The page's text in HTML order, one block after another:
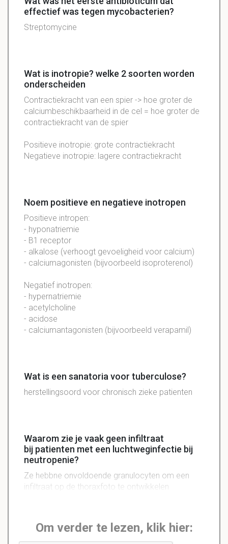
effectief was tegen mycobacterien?
Streptomycine
Wat is inotropie? welke 2 soorten worden
onderscheiden
Contractiekracht van een spier -> hoe groter de
calciumbeschikbaarheid in de cel = hoe groter de
contractiekracht van de spier
Positieve inotropie: grote contractiekracht
Negatieve inotropie: lagere contractiekracht
Noem positieve en negatieve inotropen
Positieve intropen:
- hyponatriemie
- B1 receptor
- alkalose (verhoogt gevoeligheid voor calcium)
- calciumagonisten (bijvoorbeeld isoproterenol)
Negatief inotropen:
- hypernatriemie
- acetylcholine
- acidose
- calciumantagonisten (bijvoorbeeld verapamil)
Wat is een sanatoria voor tuberculose?
herstellingsoord voor chronisch zieke patienten
Waarom zie je vaak geen infiltraat
bij patienten met een luchtweginfectie bij
neutropenie?
Ze hebbne onvoldoende granulocyten om een
infiltraat op de thoraxfoto te ontwikkelen
Om verder te lezen, klik hier: